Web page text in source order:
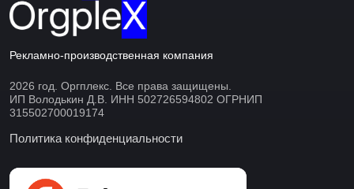
Рекламно-производственная компания
2026 год. Оргплекс. Все права защищены.
ИП Володькин Д.В. ИНН 502726594802 ОГРНИП
315502700019174
Политика конфиденциальности